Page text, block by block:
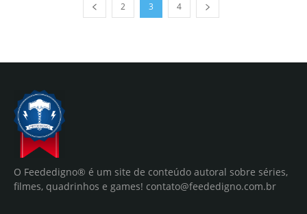
2 3 4
O Feededigno® é um site de conteúdo autoral sobre séries,
filmes, quadrinhos e games! contato@feededigno.com.br